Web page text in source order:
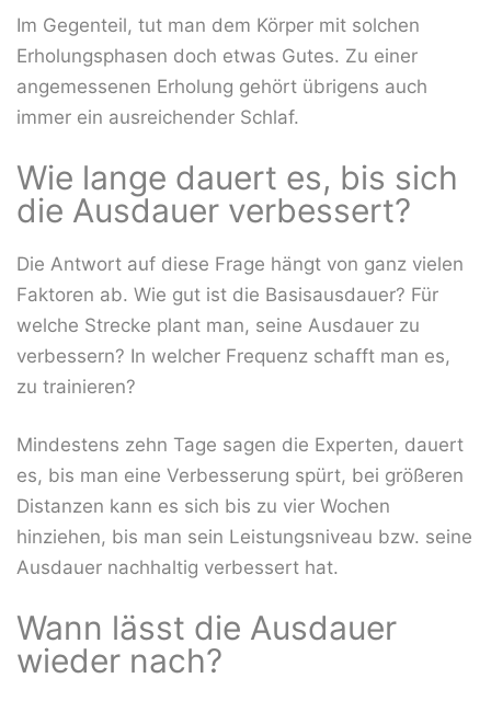
Im Gegenteil, tut man dem Körper mit solchen
Erholungsphasen doch etwas Gutes. Zu einer
angemessenen Erholung gehört übrigens auch
immer ein ausreichender Schlaf.
Wie lange dauert es, bis sich
die Ausdauer verbessert?
Die Antwort auf diese Frage hängt von ganz vielen
Faktoren ab. Wie gut ist die Basisausdauer? Für
welche Strecke plant man, seine Ausdauer zu
verbessern? In welcher Frequenz schafft man es,
zu trainieren?
Mindestens zehn Tage sagen die Experten, dauert
es, bis man eine Verbesserung spürt, bei größeren
Distanzen kann es sich bis zu vier Wochen
hinziehen, bis man sein Leistungsniveau bzw. seine
Ausdauer nachhaltig verbessert hat.
Wann lässt die Ausdauer
wieder nach?